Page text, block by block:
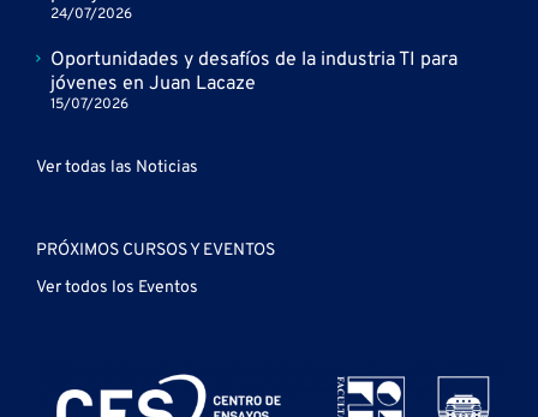
24/07/2026
Oportunidades y desafíos de la industria TI para
jóvenes en Juan Lacaze
15/07/2026
Ver todas las Noticias
PRÓXIMOS CURSOS Y EVENTOS
Ver todos los Eventos